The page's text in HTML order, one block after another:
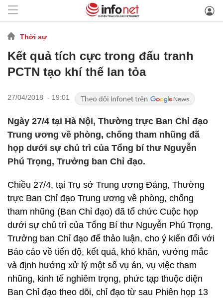
Thời sự
Kết quả tích cực trong đấu tranh
PCTN tạo khí thế lan tỏa
27/04/2018 - 19:01
Ngày 27/4 tại Hà Nội, Thường trực Ban Chỉ đạo
Trung ương về phòng, chống tham nhũng đã
họp dưới sự chủ trì của Tổng bí thư Nguyễn
Phú Trọng, Trưởng ban Chỉ đạo.
Chiều 27/4, tại Trụ sở Trung ương Đảng, Thường
trực Ban Chỉ đạo Trung ương về phòng, chống
tham nhũng (Ban Chỉ đạo) đã tổ chức Cuộc họp
dưới sự chủ trì của Tổng Bí thư Nguyễn Phú Trọng,
Trưởng ban Chỉ đạo để thảo luận, cho ý kiến đối với
Báo cáo về tiến độ, kết quả, khó khăn, vướng mắc
và định hướng xử lý một số vụ án, vụ việc tham
nhũng, kinh tế nghiêm trọng, phức tạp thuộc diện
Ban Chỉ đạo theo dõi, chỉ đạo từ sau Phiên họp 13